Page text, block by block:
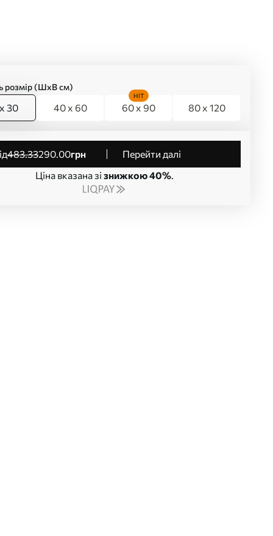
розмір (ШхВ см)
30 40 x 60 60 x 90
HIT
80 x 120
від483.33290.00грн
Перейти далі
Ціна вказана зі знижкою 40%.